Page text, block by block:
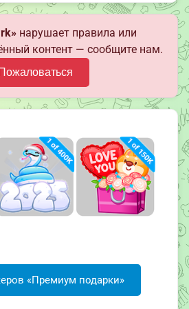
нарушает правила или
контент — сообщите нам.
Пожаловаться
«Премиум подарки»